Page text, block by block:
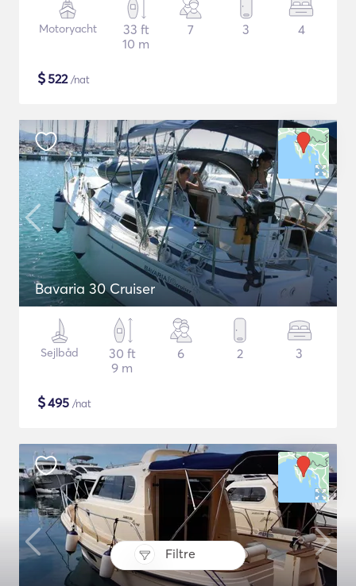
Filtre
Motoryacht
33 ft
10 m
7 3 4
$522/nat
Bavaria 30 Cruiser
Sejlbåd
30 ft
9 m
6 2 3
$495 /nat